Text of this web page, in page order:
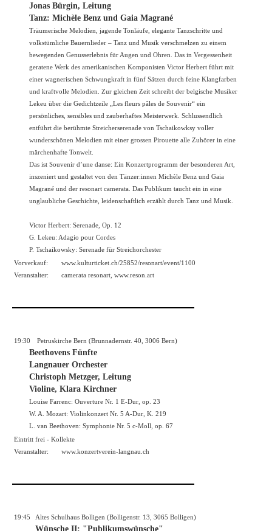
Jonas Bürgin, Leitung
Tanz: Michèle Benz und Gaia Magrané
Träumerische Melodien, jagende Tonläufe, elegante Tanzschritte und
volkstümliche Bauernlieder – Tanz und Musik verschmelzen zu einem
bewegenden Genusserlebnis für Augen und Ohren. Das in Vergessenheit
geratene Werk des amerikanischen Komponisten Victor Herbert führt mit
einer wagnerischen Schwungkraft in fünf Sätzen durch feine Klangfarben
und kraftvolle Melodien. Zur gleichen Zeit schreibt der belgische Musiker
Lekeu über die Gedichtzeile „Les fleurs pâles de Souvenir“ ein
persönliches, sensibles und zauberhaftes Meisterwerk. Schlussendlich
entführt die berühmte Streicherserenade von Tschaikowksy voller
wunderschönen Melodien mit einer grossen Pirouette alle Zuhörer in eine
märchenhafte Tonwelt.
Das ist Souvenir d’une danse: Ein Konzertprogramm der besonderen Art,
inszeniert und gestaltet von den Tänzer:innen Michèle Benz und Gaia
Magrané und der resonart camerata. Das Publikum taucht ein in eine
unglaubliche Geschichte, leidenschaftlich erzählt durch Tanz und Musik.
Victor Herbert: Serenade, Op. 12
G. Lekeu: Adagio pour Cordes
P. Tschaikowsky: Serenade für Streichorchester
Vorverkauf:
www.kulturticket.ch/25852/resonart/event/1100
Veranstalter:
camerata resonart, www.reson.art
19:30 Petruskirche Bern (Brunnadernstr. 40, 3006 Bern)
Beethovens Fünfte
Langnauer Orchester
Christoph Metzger, Leitung
Violine, Klara Kirchner
Louise Farrenc: Ouverture Nr. 1 E-Dur, op. 23
W. A. Mozart: Violinkonzert Nr. 5 A-Dur, K. 219
L. van Beethoven: Symphonie Nr. 5 c-Moll, op. 67
Eintritt frei - Kollekte
Veranstalter:
www.konzertverein-langnau.ch
19:45 Altes Schulhaus Bolligen (Bolligenstr. 13, 3065 Bolligen)
Wünsche II: "Publikumswünsche"